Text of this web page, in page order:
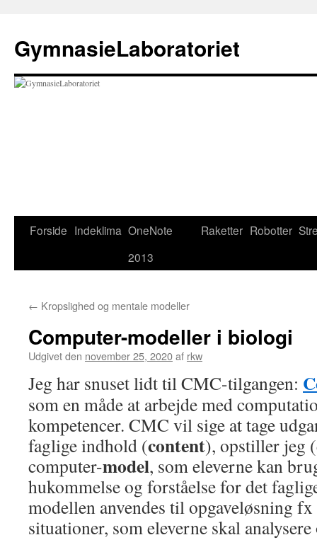
indhold
GymnasieLaboratoriet
Forside Indeklima OneNote
2013
Raketter Robotter
← Kropslighed og mentale modeller
Computer-modeller i biologi
Udgivet den november 25, 2020af rkw
Jeg har snuset lidt til CMC-tilgangen:
som en måde at arbejde med
kompetencer. CMC vil sige at tage
faglige indhold (content), opstiller jeg
computer-model, som eleverne kan
hukommelse og forståelse for det
modellen anvendes til opgaveløsning
situationer, som eleverne skal